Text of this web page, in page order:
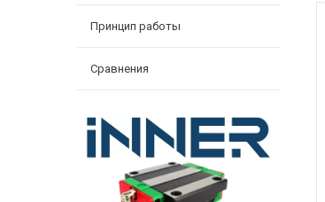
Принцип работы
Сравнения